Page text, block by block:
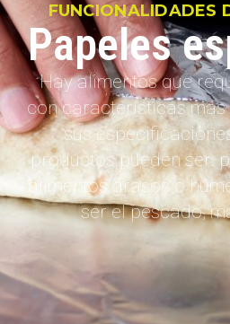
FUNCIONALIDADES
Papeles
Hay alimentos que
con características
sus
productos pueden ser:
alimentos grasos o
ser el pescado,